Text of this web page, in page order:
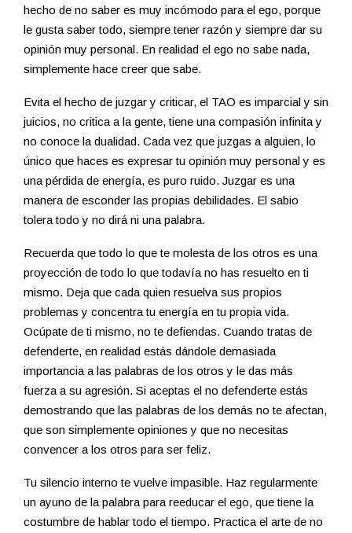
hecho de no saber es muy incómodo para el ego, porque
le gusta saber todo, siempre tener razón y siempre dar su
opinión muy personal. En realidad el ego no sabe nada,
simplemente hace creer que sabe.
Evita el hecho de juzgar y criticar, el TAO es imparcial y sin
juicios, no critica a la gente, tiene una compasión infinita y
no conoce la dualidad. Cada vez que juzgas a alguien, lo
único que haces es expresar tu opinión muy personal y es
una pérdida de energía, es puro ruido. Juzgar es una
manera de esconder las propias debilidades. El sabio
tolera todo y no dirá ni una palabra.
Recuerda que todo lo que te molesta de los otros es una
proyección de todo lo que todavía no has resuelto en ti
mismo. Deja que cada quien resuelva sus propios
problemas y concentra tu energía en tu propia vida.
Ocúpate de ti mismo, no te defiendas. Cuando tratas de
defenderte, en realidad estás dándole demasiada
importancia a las palabras de los otros y le das más
fuerza a su agresión. Si aceptas el no defenderte estás
demostrando que las palabras de los demás no te afectan,
que son simplemente opiniones y que no necesitas
convencer a los otros para ser feliz.
Tu silencio interno te vuelve impasible. Haz regularmente
un ayuno de la palabra para reeducar el ego, que tiene la
costumbre de hablar todo el tiempo. Practica el arte de no